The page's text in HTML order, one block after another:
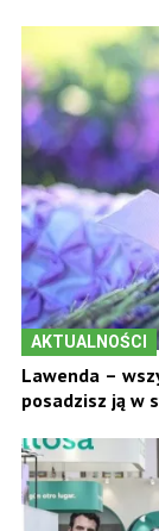
AKTUALNOŚCI
Lawenda –
posadzisz ją w